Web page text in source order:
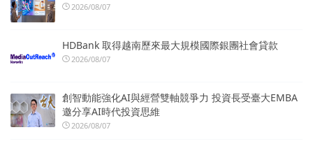
2026/08/07
HDBank 取得越南歷來最大規模國際銀團社會貸款
2026/08/07
創智動能強化AI與經營雙軸競爭力 投資長受臺大EMBA
邀分享AI時代投資思維
2026/08/07